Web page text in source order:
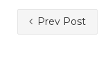
Prev Post